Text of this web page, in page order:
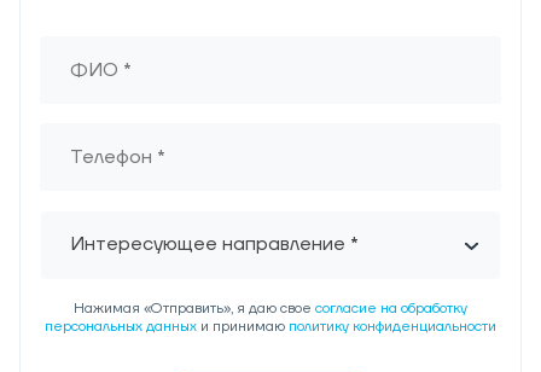
Интересующее направление *
Нажимая «Отправить», я даю свое согласие на обработку
персональных данных и принимаю политику конфиденциальности